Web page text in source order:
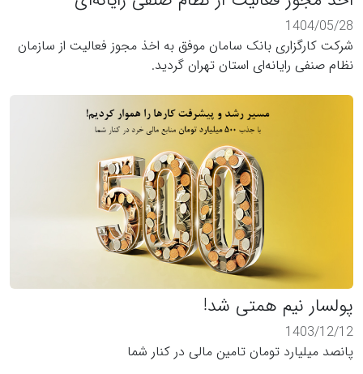
1404/05/28
شرکت کارگزاری بانک سامان موفق به اخذ مجوز فعالیت از سازمان
نظام صنفی رایانه‌ای استان تهران گردید.
پولسار نیم همتی شد!
1403/12/12
پانصد میلیارد تومان تامین مالی در کنار شما